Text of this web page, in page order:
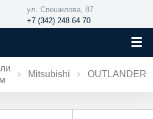
ул. Спешилова, 87
+7 (342) 248 64 70
Mitsubishi OUTLANDER